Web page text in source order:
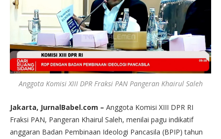
Anggota Komisi XIII DPR Fraksi PAN Pangeran Khairul Saleh
Jakarta, JurnalBabel.com – Anggota Komisi XIII DPR RI
Fraksi PAN, Pangeran Khairul Saleh, menilai pagu indikatif
anggaran Badan Pembinaan Ideologi Pancasila (BPIP) tahun